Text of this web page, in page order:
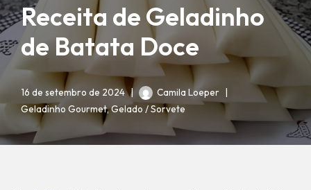
Receita de Geladinho
de Batata Doce
16 de setembro de 2024
Camila Loeper
Geladinho Gourmet,Gelado / Sorvete